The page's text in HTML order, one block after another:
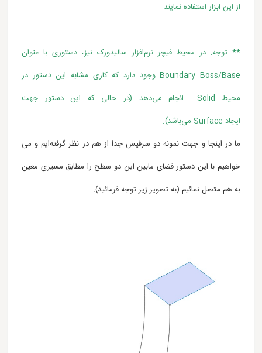
از این ابزار استفاده نمایند.
** توجه: در محیط فیچر نرم‌افزار سالیدورک نیز، دستوری با عنوان
Boundary Boss/Base وجود دارد که کاری مشابه این دستور در
محیط Solid انجام می‌دهد
(در حالی که این دستور جهت
ایجاد Surface می‌باشد).
ما در اینجا و جهت نمونه دو سرفیس جدا از هم در نظر گرفته‌ایم و می
خواهیم با این دستور فضای مابین این دو سطح را مطابق مسیری معین
به هم متصل نمائیم (به تصویر زیر توجه فرمائید).